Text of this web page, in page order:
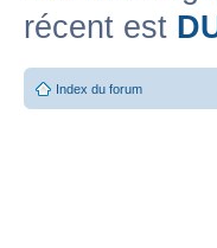
récent est
Index du forum